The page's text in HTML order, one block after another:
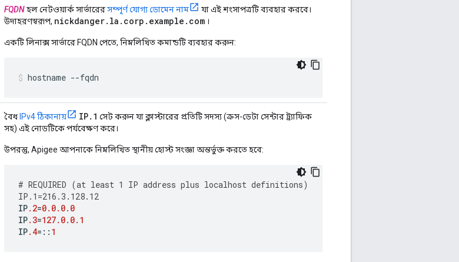
FQDNহল নেটওয়ার্ক সার্ভারেরসম্পূর্ণ যোগ্য ডোমেন নাম
যা এই শংসাপত্রটি ব্যবহার করবে।
উদাহরণস্বরূপ, nickdanger.la.corp.example.com ।
একটি লিনাক্স সার্ভারে FQDN পেতে, নিম্নলিখিত কমান্ডটি ব্যবহার করুন:
hostname --fqdn
বৈধ IPv4 ঠিকানায় IP.1 সেট করুন যা ক্লাস্টারের প্রতিটি সদস্য (ক্রস-ডেটা সেন্টার ট্র্যাফিক
সহ) এই নোডটিকে পর্যবেক্ষণ করে।
উপরন্তু, Apigee আপনাকে নিম্নলিখিত স্থানীয় হোস্ট সংজ্ঞা অন্তর্ভুক্ত করতে হবে:
# REQUIRED (at least 1 IP address plus localhost definitions)
IP .1 =216.3.128.12
IP.2=0.0.0.0
IP.3=127.0.0.1
IP.4= :: 1